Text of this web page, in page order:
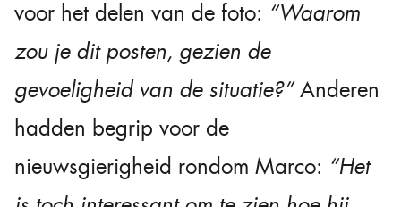
voor het delen van de foto: “Waarom
zou je dit posten, gezien de
gevoeligheid van de situatie?”Anderen
hadden begrip voor de
nieuwsgierigheid rondom Marco: “Het